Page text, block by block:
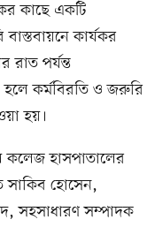
কাছে একটি
কার্যকর
রাত পর্যন্ত
কর্মবিরতি ও জরুরি
হয়।
কলেজ হাসপাতালের
সাকিব হোসেন,
সহসাধারণ সম্পাদক